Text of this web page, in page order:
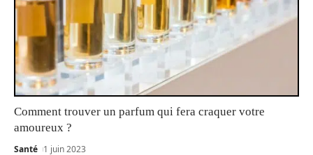
Comment trouver un parfum qui fera craquer votre
amoureux ?
Santé 1 juin 2023